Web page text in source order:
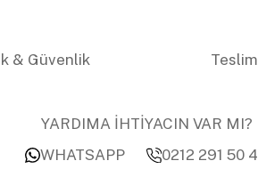
& Güvenlik
YARDIMA İHTİYACIN VAR MI?
WHATSAPP
0212 291 50